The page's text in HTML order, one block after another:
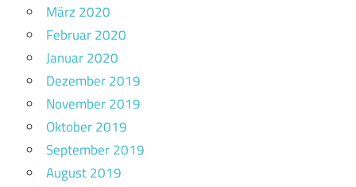
März 2020
Februar 2020
Januar 2020
Dezember 2019
November 2019
Oktober 2019
September 2019
August 2019